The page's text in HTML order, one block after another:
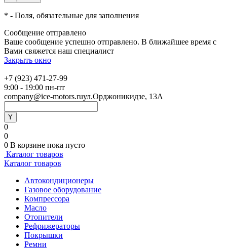
* - Поля, обязательные для заполнения
Сообщение отправлено
Ваше сообщение успешно отправлено. В ближайшее время с
Вами свяжется наш специалист
Закрыть окно
+7 (923) 471-27-99
9:00 - 19:00 пн-пт
company@ice-motors.ruул.Орджоникидзе, 13А
0
0
0 В корзине пока пусто
Каталог товаров
Каталог товаров
Автокондиционеры
Газовое оборудование
Компрессора
Масло
Отопители
Рефрижераторы
Покрышки
Ремни